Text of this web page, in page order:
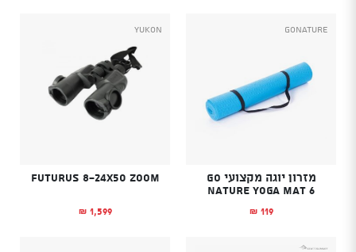
GoNature
מזרון יוגה מקצועי GO
NATURE Yoga Mat 6
₪ 119
YUKON
FUTURUS 8-24X50 ZOOM
₪ 1,599